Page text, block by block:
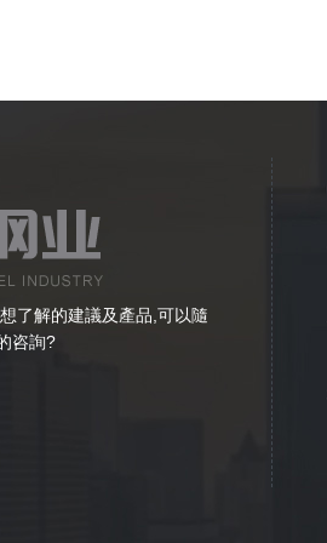
了解的建議及產品,可以隨
咨詢?